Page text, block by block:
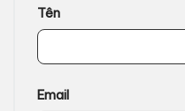
Tên
Email